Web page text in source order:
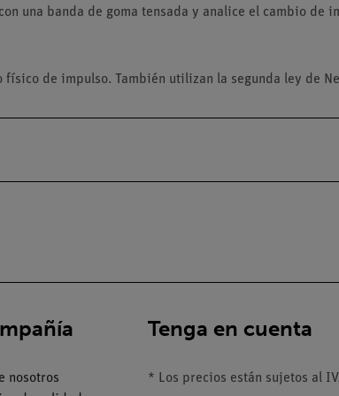
una banda de goma tensada y analice el cambio de
de impulso. También utilizan la segunda ley de
nosotros
Tenga en cuenta
* Los precios están sujetos al